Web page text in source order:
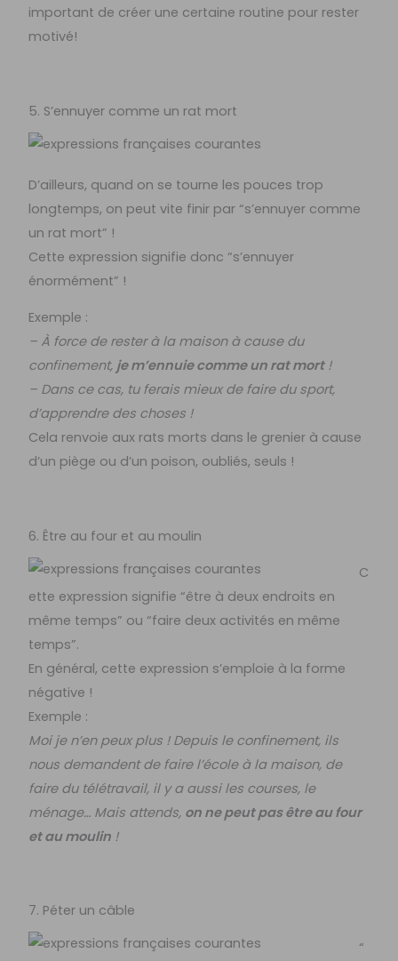
important de créer une certaine routine pour rester
motivé!
5. S’ennuyer comme un rat mort
D’ailleurs, quand on se tourne les pouces trop
longtemps, on peut vite finir par “s’ennuyer comme
un rat mort” !
Cette expression signifie donc “s’ennuyer
énormément” !
Exemple :
– À force de rester à la maison à cause du
confinement, je m’ennuie comme un rat mort!
– Dans ce cas, tu ferais mieux de faire du sport,
d’apprendre des choses !
Cela renvoie aux rats morts dans le grenier à cause
d’un piège ou d’un poison, oubliés, seuls !
6. Être au four et au moulin
C
ette expression signifie “être à deux endroits en
même temps” ou “faire deux activités en même
temps”.
En général, cette expression s’emploie à la forme
négative !
Exemple :
Moi je n’en peux plus ! Depuis le confinement, ils
nous demandent de faire l’école à la maison, de
faire du télétravail, il y a aussi les courses, le
ménage… Mais attends, on ne peut pas être au four
et au moulin !
7. Péter un câble
“